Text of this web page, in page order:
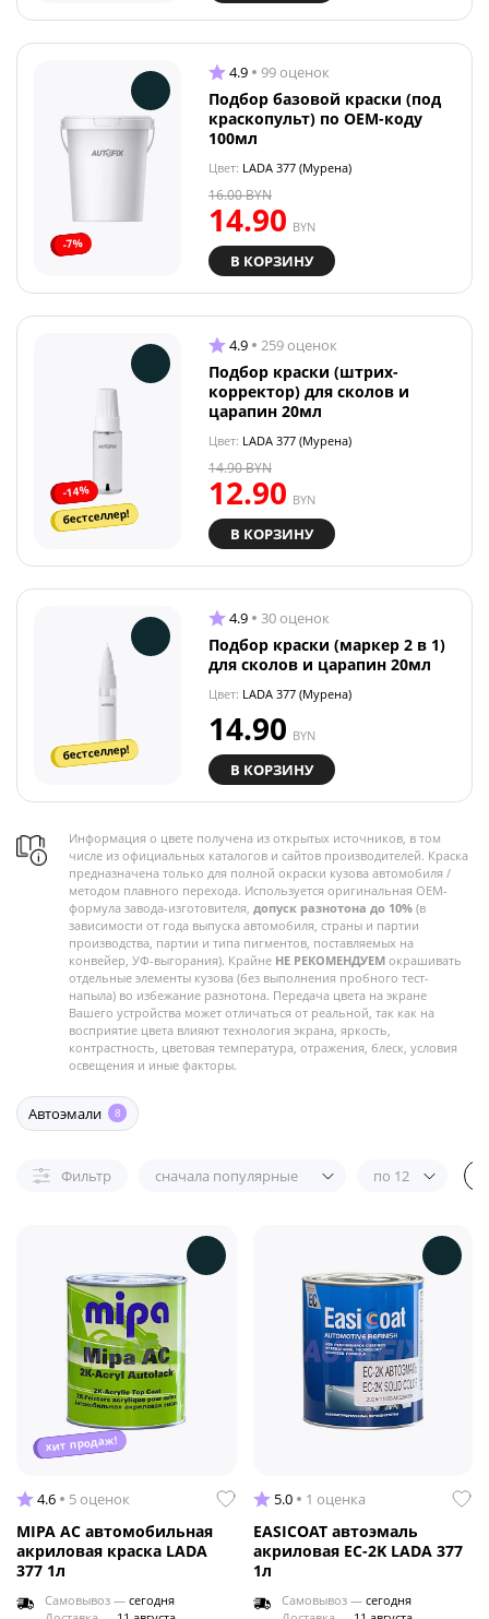
-7%
4.9 99 оценок
Подбор базовой краски (под
краскопульт) по OEM-коду
100мл
Цвет: LADA 377 (Мурена)
14.90 BYN
16.00BYN
В КОРЗИНУ
-14%
бестселлер!
4.9 259 оценок
Подбор краски (штрих-
корректор) для сколов и
царапин 20мл
Цвет: LADA 377 (Мурена)
12.90 BYN
14.90BYN
В КОРЗИНУ
бестселлер!
4.9 30 оценок
Подбор краски (маркер 2 в 1)
для сколов и царапин 20мл
Цвет: LADA 377 (Мурена)
14.90 BYN
В КОРЗИНУ
Информация о цвете получена из открытых источников, в том
числе из официальных каталогов и сайтов производителей. Краска
предназначена только для полной окраски кузова автомобиля /
методом плавного перехода. Используется оригинальная OEM-
формула завода-изготовителя, допуск разнотона до 10% (в
зависимости от года выпуска автомобиля, страны и партии
производства, партии и типа пигментов, поставляемых на
конвейер, УФ-выгорания). Крайне НЕ РЕКОМЕНДУЕМ окрашивать
отдельные элементы кузова (без выполнения пробного тест-
напыла) во избежание разнотона. Передача цвета на экране
Вашего устройства может отличаться от реальной, так как на
восприятие цвета влияют технология экрана, яркость,
контрастность, цветовая температура, отражения, блеск, условия
освещения и иные факторы.
Автоэмали 8
Фильтр сначала популярные по 12
хит продаж!
4.6 5 оценок
MIPA AC автомобильная
акриловая краска LADA
377 1л
Самовывоз — сегодня
5.0 1 оценка
EASICOAT автоэмаль
акриловая EC-2K LADA 377
1л
Самовывоз — сегодня